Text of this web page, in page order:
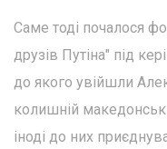
Саме тоді почалося
друзів Путіна" під
до якого увійшли
колишній
іноді до них